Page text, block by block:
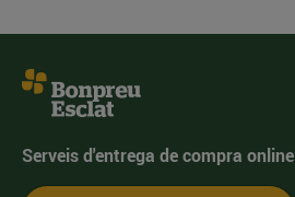
Serveis d'entrega de compra online